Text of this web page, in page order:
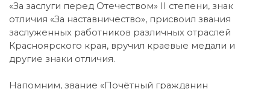
«За заслуги перед Отечеством» II степени, знак
отличия «За наставничество», присвоил звания
заслуженных работников различных отраслей
Красноярского края, вручил краевые медали и
другие знаки отличия.
Напомним, звание «Почётный гражданин